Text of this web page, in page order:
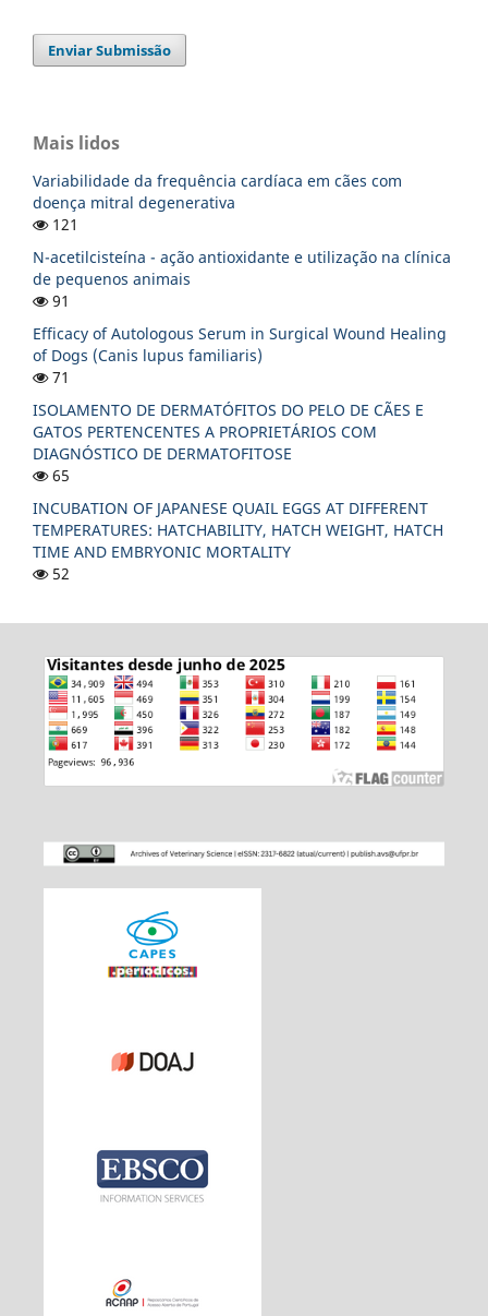
Enviar Submissão
Mais lidos
Variabilidade da frequência cardíaca em cães com
doença mitral degenerativa
121
N-acetilcisteína - ação antioxidante e utilização na clínica
de pequenos animais
91
Efficacy of Autologous Serum in Surgical Wound Healing
of Dogs (Canis lupus familiaris)
71
ISOLAMENTO DE DERMATÓFITOS DO PELO DE CÃES E
GATOS PERTENCENTES A PROPRIETÁRIOS COM
DIAGNÓSTICO DE DERMATOFITOSE
65
INCUBATION OF JAPANESE QUAIL EGGS AT DIFFERENT
TEMPERATURES: HATCHABILITY, HATCH WEIGHT, HATCH
TIME AND EMBRYONIC MORTALITY
52